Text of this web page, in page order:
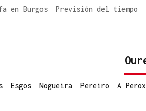
en Burgos Previsión del tiempo
Esgos Nogueira Pereiro A